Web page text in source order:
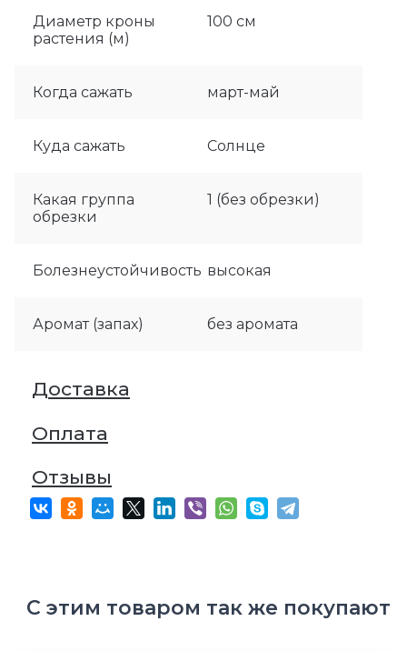
Диаметр кроны
растения (м)
100 см
Когда сажать март-май
Куда сажать Солнце
Какая группа
обрезки
1 (без обрезки)
Болезнеустойчивость высокая
Аромат (запах) без аромата
Доставка
Оплата
Отзывы
С этим товаром так же покупают